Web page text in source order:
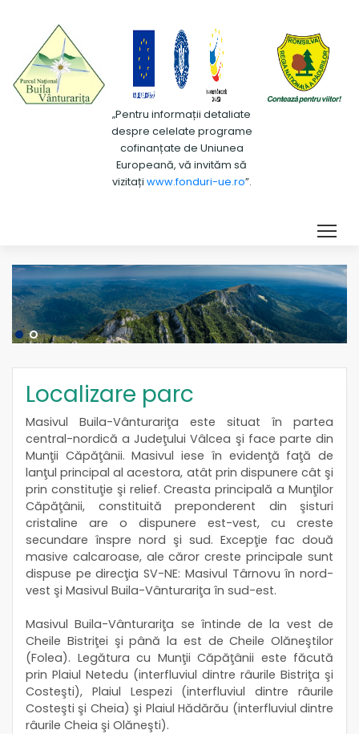
„Pentru informații detaliate
despre celelate programe
cofinanțate de Uniunea
Europeană, vă invităm să
vizitați www.fonduri-ue.ro”.
Localizare parc
Masivul Buila-Vânturariţa este situat în partea
central-nordică a Judeţului Vâlcea şi face parte din
Munţii Căpăţânii. Masivul iese în evidenţă faţă de
lanţul principal al acestora, atât prin dispunere cât şi
prin constituţie şi relief. Creasta principală a Munţilor
Căpăţânii, constituită preponderent din şisturi
cristaline are o dispunere est-vest, cu creste
secundare înspre nord şi sud. Excepţie fac două
masive calcaroase, ale căror creste principale sunt
dispuse pe direcţia SV-NE: Masivul Târnovu în nord-
vest şi Masivul Buila-Vânturariţa în sud-est.
Masivul Buila-Vânturariţa se întinde de la vest de
Cheile Bistriţei şi până la est de Cheile Olăneştilor
(Folea). Legătura cu Munţii Căpăţânii este făcută
prin Plaiul Netedu (interfluviul dintre râurile Bistriţa şi
Costeşti), Plaiul Lespezi (interfluviul dintre râurile
Costeşti şi Cheia) şi Plaiul Hădărău (interfluviul dintre
râurile Cheia şi Olăneşti).